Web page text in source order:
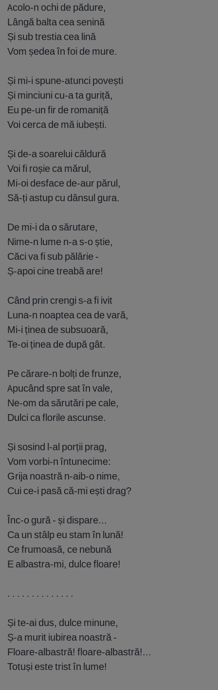
Acolo-n ochi de pădure,
Lângă balta cea senină
Și sub trestia cea lină
Vom ședea în foi de mure.
Și mi-i spune-atunci povești
Și minciuni cu-a ta guriță,
Eu pe-un fir de romaniță
Voi cerca de mă iubești.
Și de-a soarelui căldură
Voi fi roșie ca mărul,
Mi-oi desface de-aur părul,
Să-ți astup cu dânsul gura.
De mi-i da o sărutare,
Nime-n lume n-a s-o știe,
Căci va fi sub pălărie -
Ș-apoi cine treabă are!
Când prin crengi s-a fi ivit
Luna-n noaptea cea de vară,
Mi-i ținea de subsuoară,
Te-oi ținea de după gât.
Pe cărare-n bolți de frunze,
Apucând spre sat în vale,
Ne-om da sărutări pe cale,
Dulci ca florile ascunse.
Și sosind l-al porții prag,
Vom vorbi-n întunecime:
Grija noastră n-aib-o nime,
Cui ce-i pasă că-mi ești drag?
Înc-o gură - și dispare...
Ca un stâlp eu stam în lună!
Ce frumoasă, ce nebună
E albastra-mi, dulce floare!
. . . . . . . . . . . . . .
Și te-ai dus, dulce minune,
Ș-a murit iubirea noastră -
Floare-albastră! floare-albastră!...
Totuși este trist în lume!